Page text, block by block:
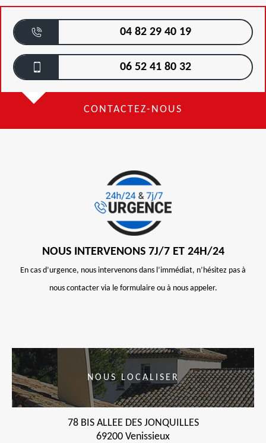
04 82 29 40 19
06 52 41 80 32
CONTACTEZ-NOUS
NOUS INTERVENONS 7J/7 ET 24H/24
En cas d’urgence, nous intervenons dans l’immédiat, n’hésitez pas à
nous contacter via le formulaire ou à nous appeler.
NOUS LOCALISER
78 BIS ALLEE DES JONQUILLES
69200 Venissieux